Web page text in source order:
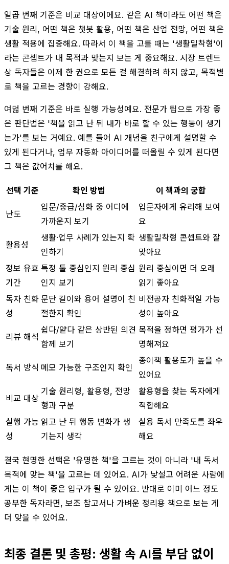
일곱 번째 기준은 비교 대상이에요. 같은 AI 책이라도 어떤 책은
기술 원리, 어떤 책은 챗봇 활용, 어떤 책은 산업 전망, 어떤 책은
생활 적용에 집중해요. 따라서 이 책을 고를 때는 '생활밀착형'이
라는 콘셉트가 내 목적과 맞는지 보는 게 중요해요. 시장 트렌드
상 독자들은 이제 한 권으로 모든 걸 해결하려 하지 않고, 목적별
로 책을 고르는 경향이 강해요.
여덟 번째 기준은 바로 실행 가능성예요. 전문가 팁으로 가장 좋
은 판단법은 '책을 읽고 난 뒤 내가 바로 할 수 있는 행동이 생기
는가'를 보는 거예요. 예를 들어 AI 개념을 친구에게 설명할 수
있게 된다거나, 업무 자동화 아이디어를 떠올릴 수 있게 된다면
그 책은 값어치를 해요.
선택 기준 확인 방법 이 책과의 궁합
난도
입문/중급/심화 중 어디에
가까운지 보기
입문자에게 유리해 보여
요
활용성
생활·업무 사례가 있는지 확
인하기
생활밀착형 콘셉트와 잘
맞아요
정보 유효
기간
특정 툴 중심인지 원리 중심
인지 보기
원리 중심이면 더 오래
읽기 좋아요
독자 친화
성
문단 길이와 용어 설명이 친
절한지 확인
비전공자 친화적일 가능
성이 높아요
리뷰 해석
쉽다/얕다 같은 상반된 의견
함께 보기
목적을 정하면 평가가 선
명해져요
독서 방식 메모 가능한 구조인지 확인
종이책 활용도가 높을 수
있어요
비교 대상
기술 원리형, 활용형, 전망
형과 구분
활용형을 찾는 독자에게
적합해요
실행 가능
성
읽고 난 뒤 행동 변화가 생
기는지 생각
실용 독서 만족도를 좌우
해요
결국 현명한 선택은 '유명한 책'을 고르는 것이 아니라 '내 독서
목적에 맞는 책'을 고르는 데 있어요. AI가 낯설고 어려운 사람에
게는 이 책이 좋은 입구가 될 수 있어요. 반대로 이미 어느 정도
공부한 독자라면, 보조 참고서나 가벼운 정리용 책으로 보는 게
더 맞을 수 있어요.
최종 결론 및 총평: 생활 속 AI를 부담 없이